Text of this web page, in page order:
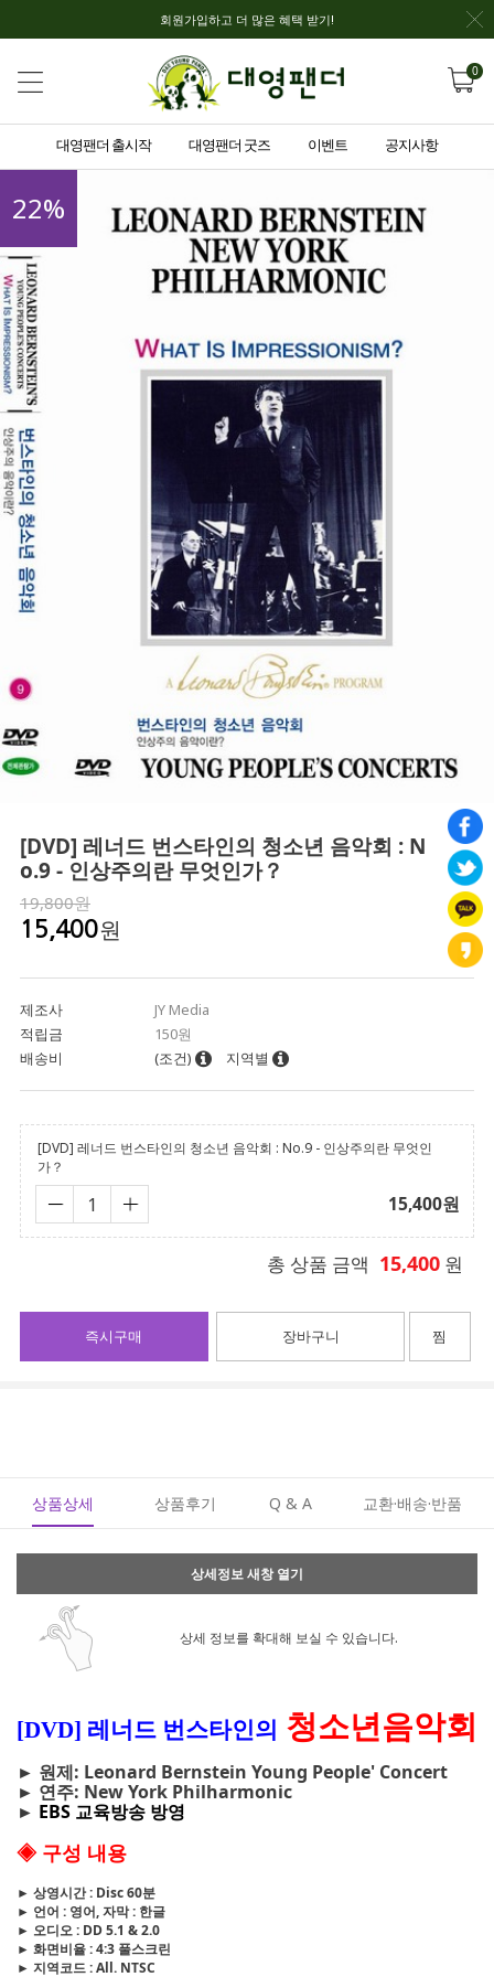
회원가입하고 더 많은 혜택 받기!
0
대영팬더 출시작 대영팬더 굿즈 이벤트 공지사항
22%
[DVD] 레너드 번스타인의 청소년 음악회 : N
o.9 - 인상주의란 무엇인가？
19,800원
15,400원
제조사
JY Media
적립금
150원
배송비
(조건) 지역별
[DVD] 레너드 번스타인의 청소년 음악회 : No.9 - 인상주의란 무엇인
가？
15,400원
총 상품 금액 15,400 원
장바구니
즉시구매 찜
상품상세 상품후기 Q & A 교환·배송·반품
상세정보 새창 열기
상세 정보를 확대해 보실 수 있습니다.
[DVD] 레너드 번스타인의 청소년음악회
► 원제: Leonard Bernstein Young People' Concert
► 연주: New York Philharmonic
► EBS 교육방송 방영
◈ 구성 내용
► 상영시간 : Disc 60분
► 언어 : 영어, 자막 : 한글
► 오디오 : DD 5.1 & 2.0
► 화면비율 : 4:3 풀스크린
► 지역코드 : All. NTSC